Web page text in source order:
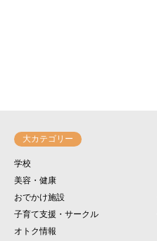
大カテゴリー
学校
美容・健康
おでかけ施設
子育て支援・サークル
オトク情報